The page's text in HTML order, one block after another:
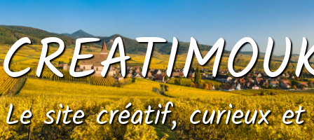
Le site créatif, curieux